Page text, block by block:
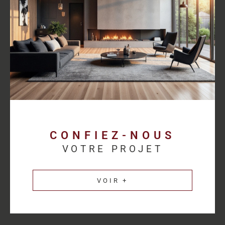
Découvrez lesannonces immobilières professionnelles au
Havreet bénéficiez d’un accompagnement sur mesure pour
concrétiser votre projet.
Une estimation
immobilière précise pour
parfaite connaissance du marché et des spécificités de chaque
secteur d’activité. HM Immo-Pro réalise des estimations fiables
CONFIEZ-NOUS
VOTRE PROJET
VOIR +